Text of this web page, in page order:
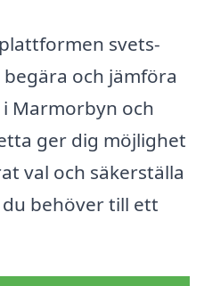
svets-
och jämföra
Marmorbyn och
ger dig möjlighet
val och säkerställa
behöver till ett